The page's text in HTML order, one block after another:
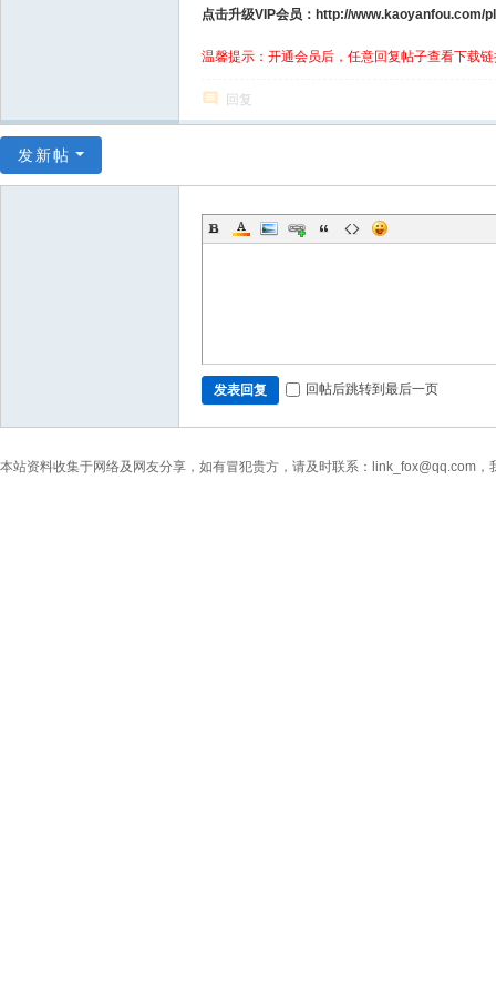
点击升级VIP会员：http://www.kaoyanfou.com/
温馨提示：开通会员后，任意回复帖子查看下载
回复
发新帖
发表回复 回帖后跳转到最后一页
本站资料收集于网络及网友分享，如有冒犯贵方，请及时联系：link_fox@qq.com，